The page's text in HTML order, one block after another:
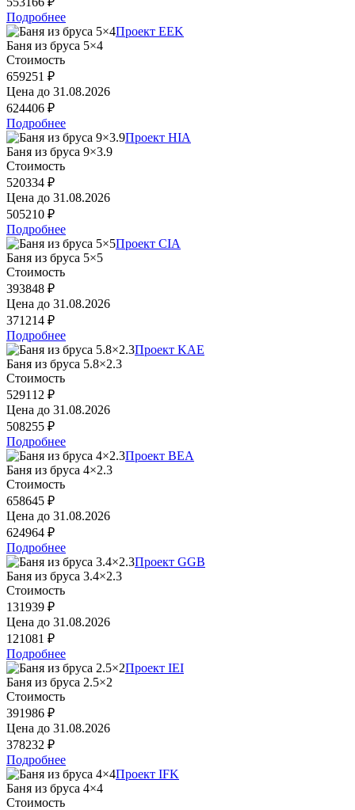
Подробнее
Проект EEK
Баня из бруса 5×4
Стоимость
659251 ₽
Цена до 31.08.2026
624406 ₽
Подробнее
Проект HIA
Баня из бруса 9×3.9
Стоимость
520334 ₽
Цена до 31.08.2026
505210 ₽
Подробнее
Проект CIA
Баня из бруса 5×5
Стоимость
393848 ₽
Цена до 31.08.2026
371214 ₽
Подробнее
Проект KAE
Баня из бруса 5.8×2.3
Стоимость
529112 ₽
Цена до 31.08.2026
508255 ₽
Подробнее
Проект BEA
Баня из бруса 4×2.3
Стоимость
658645 ₽
Цена до 31.08.2026
624964 ₽
Подробнее
Проект GGB
Баня из бруса 3.4×2.3
Стоимость
131939 ₽
Цена до 31.08.2026
121081 ₽
Подробнее
Проект IEI
Баня из бруса 2.5×2
Стоимость
391986 ₽
Цена до 31.08.2026
378232 ₽
Подробнее
Проект IFK
Баня из бруса 4×4
Стоимость